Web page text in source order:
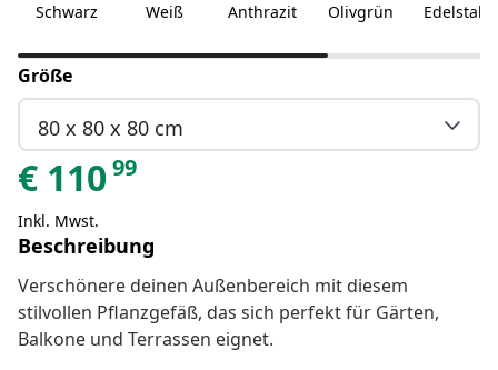
Schwarz Weiß Anthrazit Olivgrün Edelstahl
Größe
80 x 80 x 80 cm
€ 11099
Inkl. Mwst.
Beschreibung
Verschönere deinen Außenbereich mit diesem
stilvollen Pflanzgefäß, das sich perfekt für Gärten,
Balkone und Terrassen eignet.